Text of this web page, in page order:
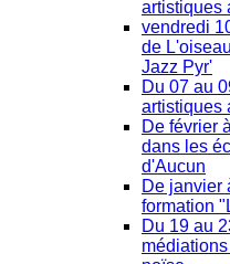
artistiques
vendredi
de
Jazz Pyr'
Du 07 au
artistiques
De février
dans les
d'Aucun
De janvier
formation
Du 19 au